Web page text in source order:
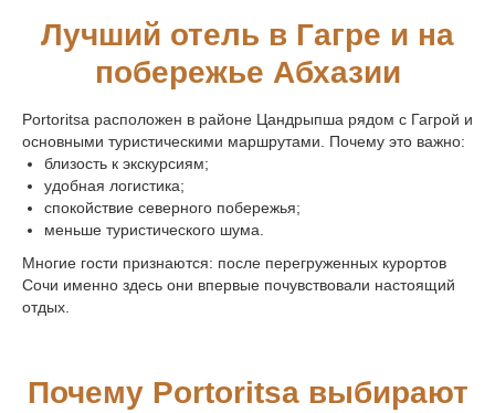
Лучший отель в Гагре и на
побережье Абхазии
Portoritsa расположен в районе Цандрыпша рядом с Гагрой и
основными туристическими маршрутами. Почему это важно:
близость к экскурсиям;
удобная логистика;
спокойствие северного побережья;
меньше туристического шума.
Многие гости признаются: после перегруженных курортов
Сочи именно здесь они впервые почувствовали настоящий
отдых.
Почему Portoritsa выбирают